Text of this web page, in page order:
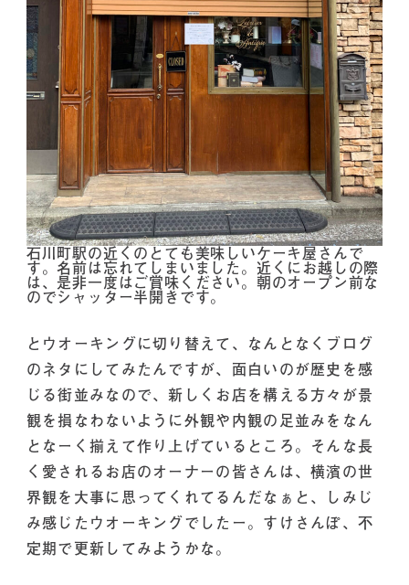
石川町駅の近くのとても美味しいケーキ屋さんで
す。名前は忘れてしまいました。近くにお越しの際
は、是非一度はご賞味ください。朝のオープン前な
のでシャッター半開きです。
とウオーキングに切り替えて、なんとなくブログ
のネタにしてみたんですが、面白いのが歴史を感
じる街並みなので、新しくお店を構える方々が景
観を損なわないように外観や内観の足並みをなん
となーく揃えて作り上げているところ。そんな長
く愛されるお店のオーナーの皆さんは、横濱の世
界観を大事に思ってくれてるんだなぁと、しみじ
み感じたウオーキングでしたー。すけさんぽ、不
定期で更新してみようかな。